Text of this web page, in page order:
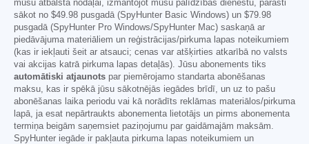
mūsu atbalsta nodaļai, izmantojot mūsu palīdzības dienestu, parasti
sākot no $49.98 pusgadā (SpyHunter Basic Windows) un $79.98
pusgadā (SpyHunter Pro Windows/SpyHunter Mac) saskaņā ar
piedāvājuma materiāliem un reģistrācijas/pirkuma lapas noteikumiem
(kas ir iekļauti šeit ar atsauci; cenas var atšķirties atkarībā no valsts
vai akcijas katrā pirkuma lapas detaļās). Jūsu abonements tiks
automātiski atjaunots par piemērojamo standarta abonēšanas
maksu, kas ir spēkā jūsu sākotnējās iegādes brīdī, un uz to pašu
abonēšanas laika periodu vai kā norādīts reklāmas materiālos/pirkuma
lapā, ja esat nepārtraukts abonementa lietotājs un pirms abonementa
termiņa beigām saņemsiet paziņojumu par gaidāmajām maksām.
SpyHunter iegāde ir pakļauta pirkuma lapas noteikumiem un